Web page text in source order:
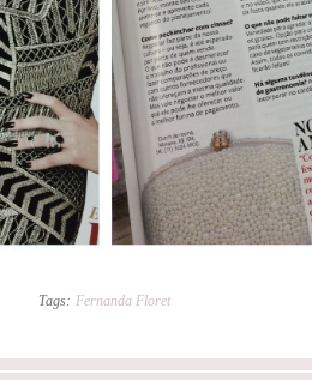
Tags: Fernanda Floret